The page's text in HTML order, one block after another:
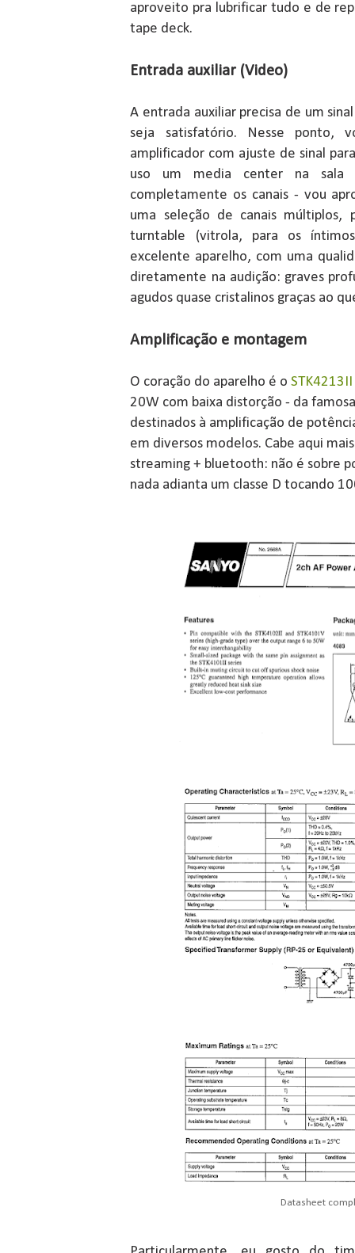
aproveito pra lubrificar tudo e de
tape deck.
Entrada auxiliar (Video)
A entrada auxiliar precisa de um
seja satisfatório. Nesse ponto,
amplificador com ajuste de sinal
uso um media center na
completamente os canais - vou
uma seleção de canais múltiplos,
turntable (vitrola, para os
excelente aparelho, com uma
diretamente na audição: graves
agudos quase cristalinos graças ao
Amplificação e montagem
O coração do aparelho é oSTK4213II
20W com baixa distorção - da
destinados à amplificação de
em diversos modelos. Cabe aqui
streaming + bluetooth: não é sobre
nada adianta um classe D tocando
Datasheet